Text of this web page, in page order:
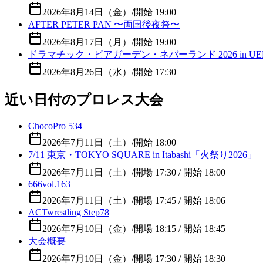
2026年8月14日（金） /開始 19:00
AFTER PETER PAN 〜両国後夜祭〜
2026年8月17日（月） /開始 19:00
ドラマチック・ビアガーデン・ネバーランド 2026 in
2026年8月26日（水） /開始 17:30
近い日付のプロレス大会
ChocoPro 534
2026年7月11日（土） /開始 18:00
7/11 東京・TOKYO SQUARE in Itabashi「火祭り2026」
2026年7月11日（土） /開場 17:30 / 開始 18:00
666vol.163
2026年7月11日（土） /開場 17:45 / 開始 18:06
ACTwrestling Step78
2026年7月10日（金） /開場 18:15 / 開始 18:45
大会概要
2026年7月10日（金） /開場 17:30 / 開始 18:30